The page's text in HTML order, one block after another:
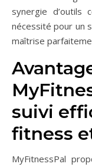
synergie d’outils
nécessité pour un
maîtrise
suivi
fitness
MyFitnessPal